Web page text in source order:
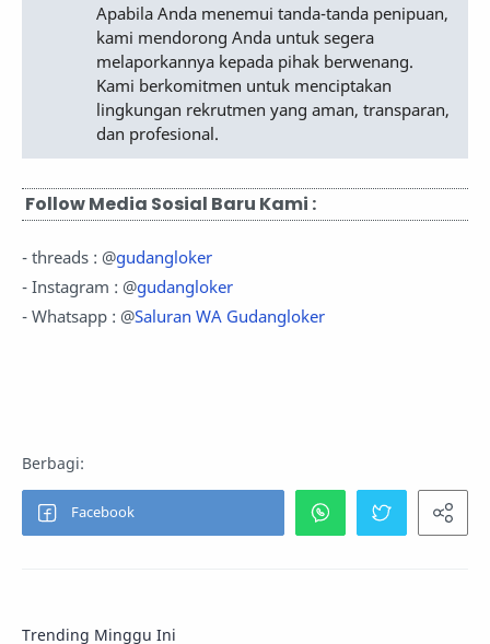
Apabila Anda menemui tanda-tanda penipuan,
kami mendorong Anda untuk segera
melaporkannya kepada pihak berwenang.
Kami berkomitmen untuk menciptakan
lingkungan rekrutmen yang aman, transparan,
dan profesional.
Follow Media Sosial Baru Kami :
- threads : @gudangloker
- Instagram : @gudangloker
- Whatsapp : @Saluran WA Gudangloker
Trending Minggu Ini